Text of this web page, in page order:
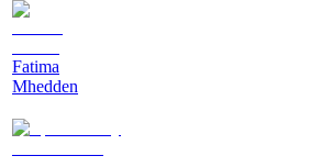
Fatima
Mhedden